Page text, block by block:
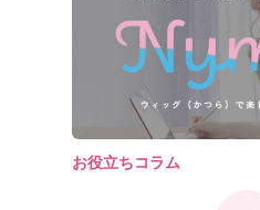
お役立ちコラム